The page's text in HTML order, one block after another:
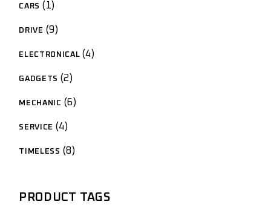
CARS 1
DRIVE 9
ELECTRONICAL 4
GADGETS 2
MECHANIC 6
SERVICE 4
TIMELESS 8
PRODUCT TAGS